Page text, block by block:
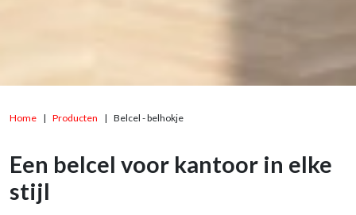
Home Producten Belcel - belhokje
Een belcel voor kantoor in elke
stijl